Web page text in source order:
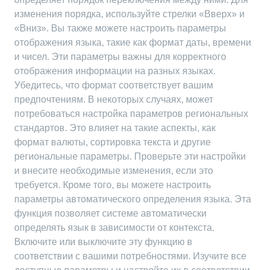
изменения порядка, используйте стрелки «Вверх» и
«Вниз». Вы также можете настроить параметры
отображения языка, такие как формат даты, времени
и чисел. Эти параметры важны для корректного
отображения информации на разных языках.
Убедитесь, что формат соответствует вашим
предпочтениям. В некоторых случаях, может
потребоваться настройка параметров региональных
стандартов. Это влияет на такие аспекты, как
формат валюты, сортировка текста и другие
региональные параметры. Проверьте эти настройки
и внесите необходимые изменения, если это
требуется. Кроме того, вы можете настроить
параметры автоматического определения языка. Эта
функция позволяет системе автоматически
определять язык в зависимости от контекста.
Включите или выключите эту функцию в
соответствии с вашими потребностями. Изучите все